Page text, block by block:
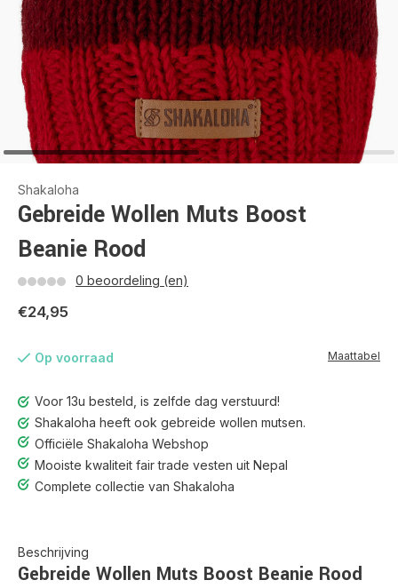
Shakaloha
Gebreide Wollen Muts Boost
Beanie Rood
0 beoordeling (en)
€24,95
Maattabel
Op voorraad
Voor 13u besteld, is zelfde dag verstuurd!
Shakaloha heeft ook gebreide wollen mutsen.
Officiële Shakaloha Webshop
Mooiste kwaliteit fair trade vesten uit Nepal
Complete collectie van Shakaloha
Beschrijving
Gebreide Wollen Muts Boost Beanie Rood